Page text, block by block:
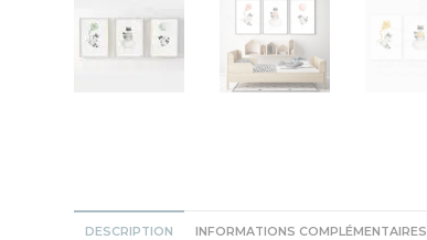
DESCRIPTION INFORMATIONS COMPLÉMENTAIRES